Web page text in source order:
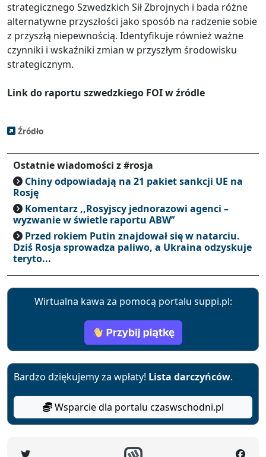
strategicznego Szwedzkich Sił Zbrojnych i bada różne
alternatywne przyszłości jako sposób na radzenie sobie
z przyszłą niepewnością. Identyfikuje również ważne
czynniki i wskaźniki zmian w przyszłym środowisku
strategicznym.
Link do raportu szwedzkiego FOI w źródle
Źródło
Ostatnie wiadomości z #rosja
Chiny odpowiadają na 21 pakiet sankcji UE na
Rosję
Komentarz ,,Rosyjscy jednorazowi agenci –
wyzwanie w świetle raportu ABW’’
Przed rokiem Putin znajdował się w natarciu.
Dziś Rosja sprowadza paliwo, a Ukraina odzyskuje
teryto...
Wirtualna kawa za pomocą portalu suppi.pl:
Bardzo dziękujemy za wpłaty! Lista darczyńców.
Wsparcie dla portalu czaswschodni.pl